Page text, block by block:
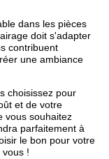
dans les pièces
doit s'adapter
contribuent
une ambiance
choisissez pour
et de votre
vous souhaitez
parfaitement à
le bon pour votre
!